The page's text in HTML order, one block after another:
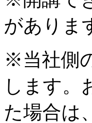
がありま
※当社側
します。
た場合は